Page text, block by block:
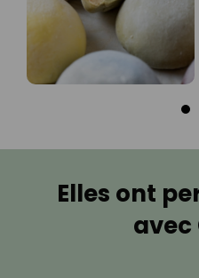
Elles ont
avec